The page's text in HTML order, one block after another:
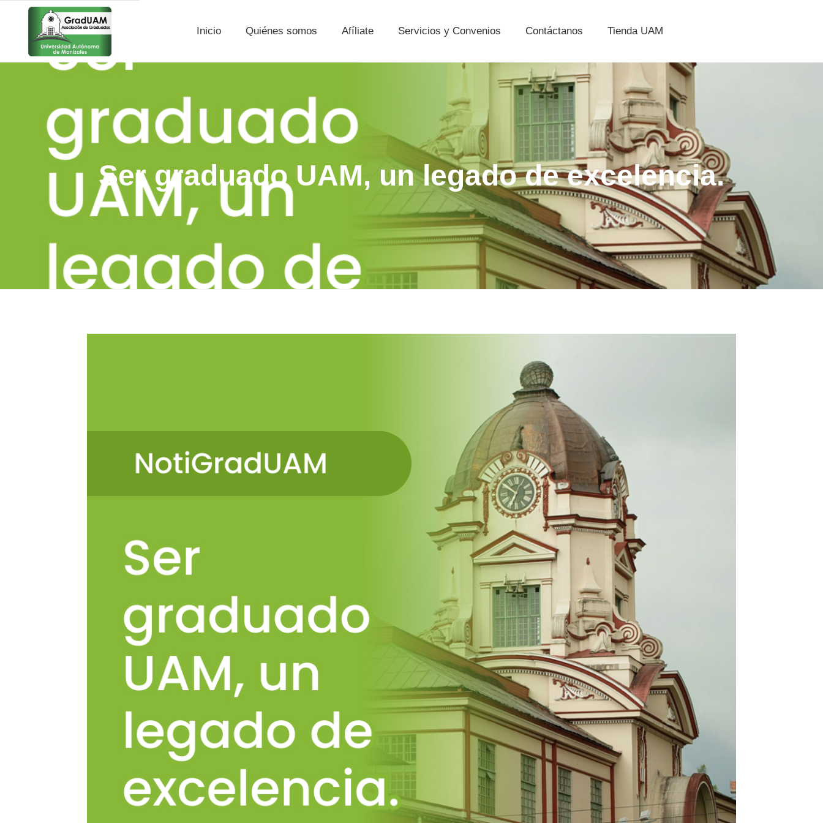
Inicio Quiénes somos Afíliate Servicios y Convenios Contáctanos Tienda UAM
Ser graduado UAM, un legado de excelencia.